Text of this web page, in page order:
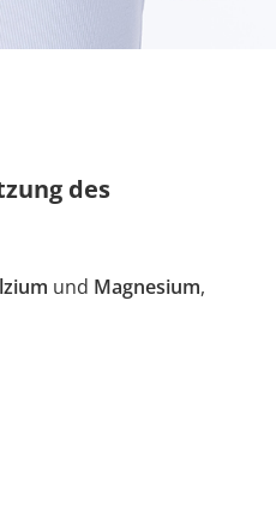
des
und Magnesium,